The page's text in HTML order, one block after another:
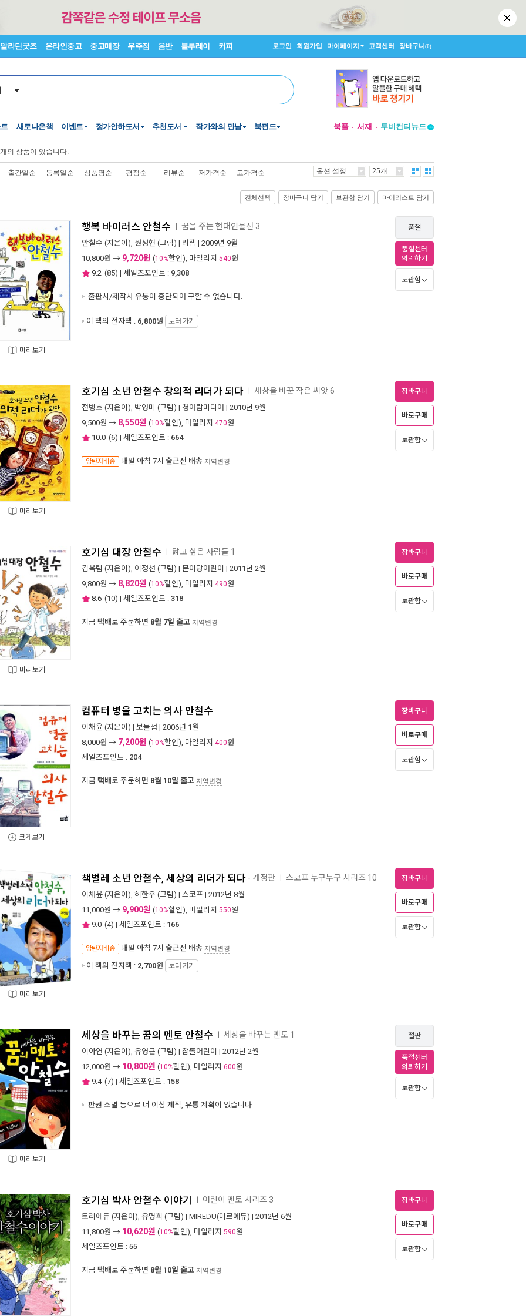
알라딘굿즈 온라인중고 중고매장 우주점 음반 블루레이 커피 로그인 회원가입 마이페이지 고객센터 장바구니(0)
새로나온책 이벤트 정가인하도서 추천도서 작가와의 만남 북펀드 북플 서재
투비컨티뉴드
개의 상품이 있습니다.
출간일순 등록일순 상품명순 평점순 리뷰순 저가격순 고가격순 옵션 설정 25개
전체선택 장바구니 담기 보관함 담기 마이리스트 담기
미리보기
행복 바이러스 안철수 꿈을 주는 현대인물선 3
안철수 (지은이), 원성현 (그림) | 리잼 | 2009년 9월
10,800원 → 9,720원 (10%할인), 마일리지 540원
9.2 (85) | 세일즈포인트 : 9,308
출판사/제작사 유통이 중단되어 구할 수 없습니다.
이 책의 전자책 : 6,800원 보러 가기
품절
품절센터
의뢰하기
보관함
미리보기
호기심 소년 안철수 창의적 리더가 되다 세상을 바꾼 작은 씨앗 6
전병호 (지은이), 박영미 (그림) | 청어람미디어 | 2010년 9월
9,500원 → 8,550원 (10%할인), 마일리지 470원
10.0 (6) | 세일즈포인트 : 664
양탄자배송 내일 아침 7시 출근전 배송 지역변경
장바구니
바로구매
보관함
미리보기
호기심 대장 안철수 닮고 싶은 사람들 1
김옥림 (지은이), 이정선 (그림) | 문이당어린이 | 2011년 2월
9,800원 → 8,820원 (10%할인), 마일리지 490원
8.6 (10) | 세일즈포인트 : 318
지금 택배로 주문하면 8월 7일 출고 지역변경
장바구니
바로구매
보관함
크게보기
컴퓨터 병을 고치는 의사 안철수
이채윤 (지은이) | 보물섬 | 2006년 1월
8,000원 → 7,200원 (10%할인), 마일리지 400원
세일즈포인트 : 204
지금 택배로 주문하면 8월 10일 출고 지역변경
장바구니
바로구매
보관함
미리보기
책벌레 소년 안철수, 세상의 리더가 되다 - 개정판 스코프 누구누구 시리즈 10
이채윤 (지은이), 허한우 (그림) | 스코프 | 2012년 8월
11,000원 → 9,900원 (10%할인), 마일리지 550원
9.0 (4) | 세일즈포인트 : 166
양탄자배송 내일 아침 7시 출근전 배송 지역변경
이 책의 전자책 : 2,700원 보러 가기
장바구니
바로구매
보관함
미리보기
세상을 바꾸는 꿈의 멘토 안철수 세상을 바꾸는 멘토 1
이아연 (지은이), 유영근 (그림) | 참돌어린이 | 2012년 2월
12,000원 → 10,800원 (10%할인), 마일리지 600원
9.4 (7) | 세일즈포인트 : 158
판권 소멸 등으로 더 이상 제작, 유통 계획이 없습니다.
절판
품절센터
의뢰하기
보관함
호기심 박사 안철수 이야기 어린이 멘토 시리즈 3
토리에듀 (지은이), 유명희 (그림) | MIREDU(미르에듀) | 2012년 6월
11,800원 → 10,620원 (10%할인), 마일리지 590원
세일즈포인트 : 55
지금 택배로 주문하면 8월 10일 출고 지역변경
장바구니
바로구매
보관함